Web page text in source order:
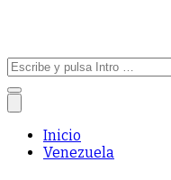
Buscar:
Inicio
Venezuela